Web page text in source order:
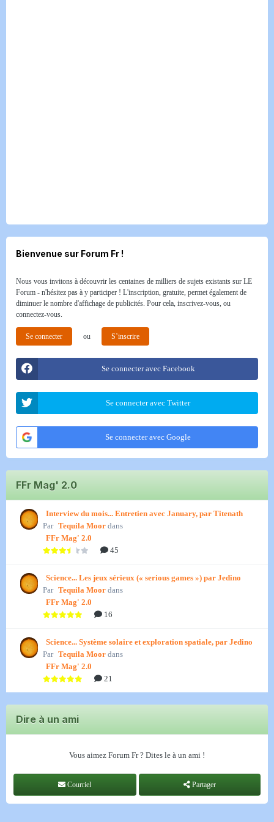
Bienvenue sur Forum Fr !
Nous vous invitons à découvrir les centaines de milliers de sujets existants sur LE
Forum - n'hésitez pas à y participer ! L'inscription, gratuite, permet également de
diminuer le nombre d'affichage de publicités. Pour cela, inscrivez-vous, ou
connectez-vous.
Se connecter ou S’inscrire
Se connecter avec Facebook
Se connecter avec Twitter
Se connecter avec Google
FFr Mag' 2.0
Interview du mois... Entretien avec January, par Titenath
Par Tequila Moor dans
FFr Mag' 2.0
45
Science... Les jeux sérieux (« serious games ») par Jedino
Par Tequila Moor dans
FFr Mag' 2.0
16
Science... Système solaire et exploration spatiale, par Jedino
Par Tequila Moor dans
FFr Mag' 2.0
21
Dire à un ami
Vous aimez Forum Fr ? Dites le à un ami !
Courriel Partager